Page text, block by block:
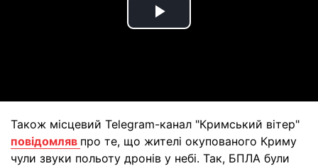
Play
Також місцевий Telegram-канал "Кримський вітер"
повідомляв про те, що жителі окупованого Криму
чули звуки польоту дронів у небі. Так, БПЛА були